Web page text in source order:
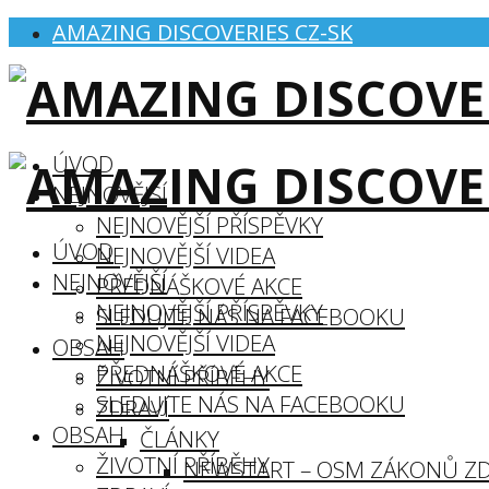
AMAZING DISCOVERIES CZ-SK
ÚVOD
NEJNOVĚJŠÍ
NEJNOVĚJŠÍ PŘÍSPĚVKY
NEJNOVĚJŠÍ VIDEA
PŘEDNÁŠKOVÉ AKCE
SLEDUJTE NÁS NA FACEBOOKU
OBSAH
ŽIVOTNÍ PŘÍBĚHY
ZDRAVÍ
ČLÁNKY
NEWSTART – OSM ZÁKONŮ
ÚVOD
NEJNOVĚJŠÍ
NEJNOVĚJŠÍ PŘÍSPĚVKY
NEJNOVĚJŠÍ VIDEA
PŘEDNÁŠKOVÉ AKCE
SLEDUJTE NÁS NA FACEBOOKU
OBSAH
ŽIVOTNÍ PŘÍBĚHY